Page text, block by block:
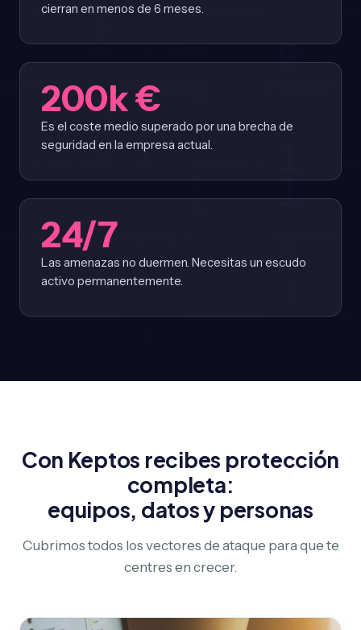
cierran en menos de 6 meses.
200k €
Es el coste medio superado por una brecha de
seguridad en la empresa actual.
24/7
Las amenazas no duermen. Necesitas un escudo
activo permanentemente.
Con Keptos recibes protección
completa:
equipos, datos y personas
Cubrimos todos los vectores de ataque para que te
centres en crecer.